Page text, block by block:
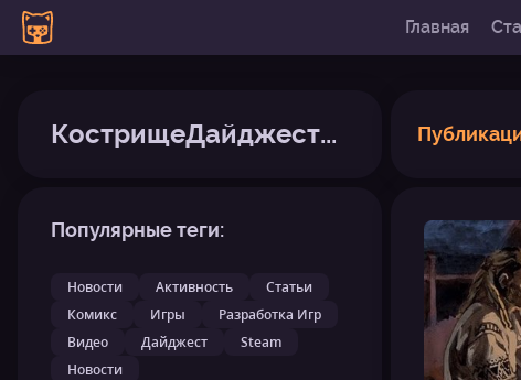
Главная
КострищеДайджест23
Популярные теги:
Новости Активность
Статьи
Комикс
Игры
Разработка Игр
Видео
Дайджест
Steam
Новости